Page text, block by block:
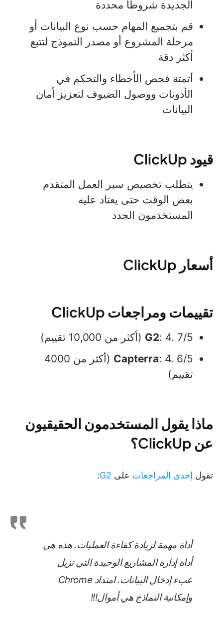
الجديدة شروطًا محددة
قم بتجميع المهام حسب نوع البيانات أو
مرحلة المشروع أو مصدر النموذج لتتبع
أكثر دقة
أتمتة فحص الأخطاء والتحكم في
الأذونات ووصول الضيوف لتعزيز أمان
البيانات
قيود ClickUp
يتطلب تخصيص سير العمل المتقدم
بعض الوقت حتى يعتاد عليه
المستخدمون الجدد
أسعار ClickUp
تقييمات ومراجعات ClickUp
G2: 4. 7/5 (أكثر من 10,000 تقييم)
Capterra
: 4. 6/5 (أكثر من 4000
تقييم)
ماذا يقول المستخدمون الحقيقيون
عن ClickUp؟
تقول إحدى المراجعات على G2
:
أداة مهمة لزيادة كفاءة العمليات. هذه هي
أداة إدارة المشاريع الوحيدة التي تزيل
عبء إدخال البيانات. امتداد Chrome
وإمكانية النماذج هي أموال!!!